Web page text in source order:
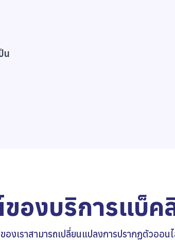
น
ของบริการแบ็ค
งเราสามารถเปลี่ยนแปลงการปรากฏตัวออ